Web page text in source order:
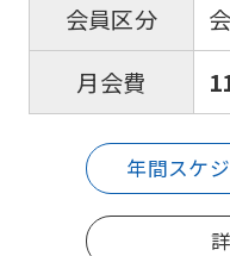
会員区分
月会費
年間スケ